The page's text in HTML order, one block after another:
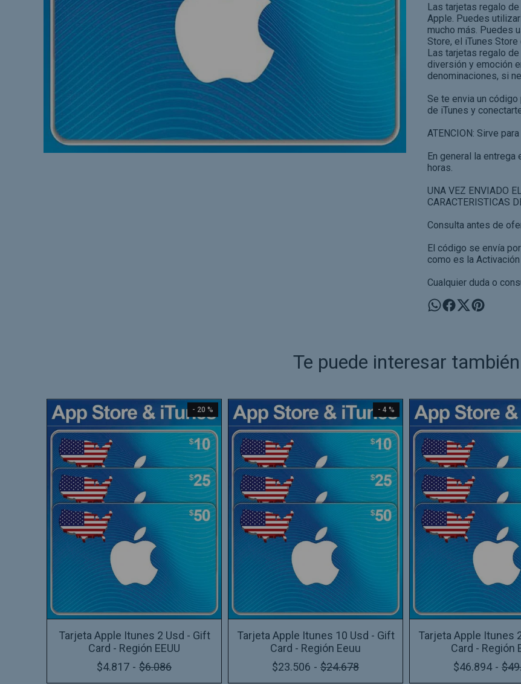
Las tarjetas regalo
Apple. Puedes
mucho más. Puedes
Store, el iTunes
Las tarjetas regalo
diversión y emoción
denominaciones, si
Se te envia un código
de iTunes y
ATENCION: Sirve
En general la entrega
horas.
UNA VEZ ENVIADO
CARACTERISTICAS
Consulta antes de
El código se envía
como es la
Cualquier duda o
Te puede interesar también
- 20 %
Tarjeta Apple Itunes 2 Usd - Gift
Card - Región EEUU
$4.817 - $6.086
- 4 %
Tarjeta Apple Itunes 10 Usd - Gift
Card - Región Eeuu
$23.506 - $24.678
Tarjeta Apple Itunes
Card - Región
$46.894 -